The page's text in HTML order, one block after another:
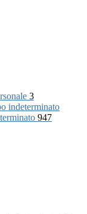
3
indeterminato
947